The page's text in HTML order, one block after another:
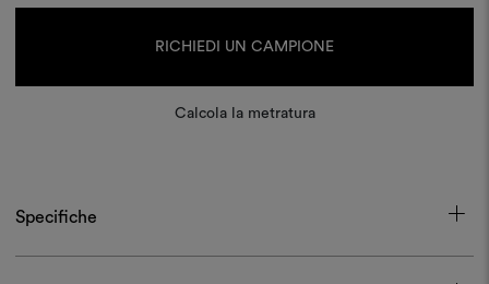
RICHIEDI UN CAMPIONE
Calcola la metratura
Specifiche